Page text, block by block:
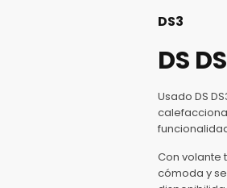
DS3
DS
Usado DS
Con volante
cómoda y